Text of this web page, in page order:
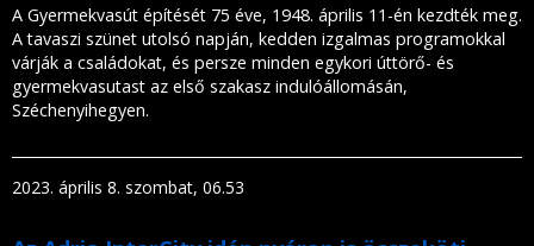
A Gyermekvasút építését 75 éve, 1948. április 11-én kezdték meg.
A tavaszi szünet utolsó napján, kedden izgalmas programokkal
várják a családokat, és persze minden egykori úttörő- és
gyermekvasutast az első szakasz indulóállomásán,
Széchenyihegyen.
2023. április 8. szombat, 06.53